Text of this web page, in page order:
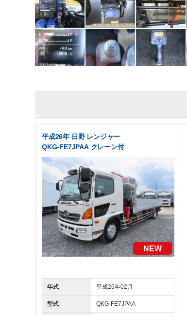
平成26年 日野 レンジャー
QKG-FE7JPAA クレーン付
NEW
年式 平成26年02月
型式 QKG-FE7JPAA